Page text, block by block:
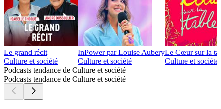
Le grand récit
Culture et société
InPower par Louise Aubery
Culture et société
Le Cœur sur la
Culture et
Podcasts tendance de Culture et société
Podcasts tendance de Culture et société